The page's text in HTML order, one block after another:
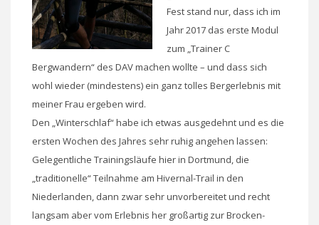
Fest stand nur, dass ich im
Jahr 2017 das erste Modul
zum „Trainer C
Bergwandern“ des DAV machen wollte – und dass sich
wohl wieder (mindestens) ein ganz tolles Bergerlebnis mit
meiner Frau ergeben wird.
Den „Winterschlaf“ habe ich etwas ausgedehnt und es die
ersten Wochen des Jahres sehr ruhig angehen lassen:
Gelegentliche Trainingsläufe hier in Dortmund, die
„traditionelle“ Teilnahme am Hivernal-Trail in den
Niederlanden, dann zwar sehr unvorbereitet und recht
langsam aber vom Erlebnis her großartig zur Brocken-